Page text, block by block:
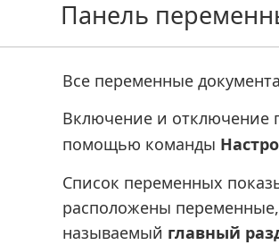
Панель
Все переменные
Включение и отключение
помощью команды
Список переменных
расположены
называемый главный